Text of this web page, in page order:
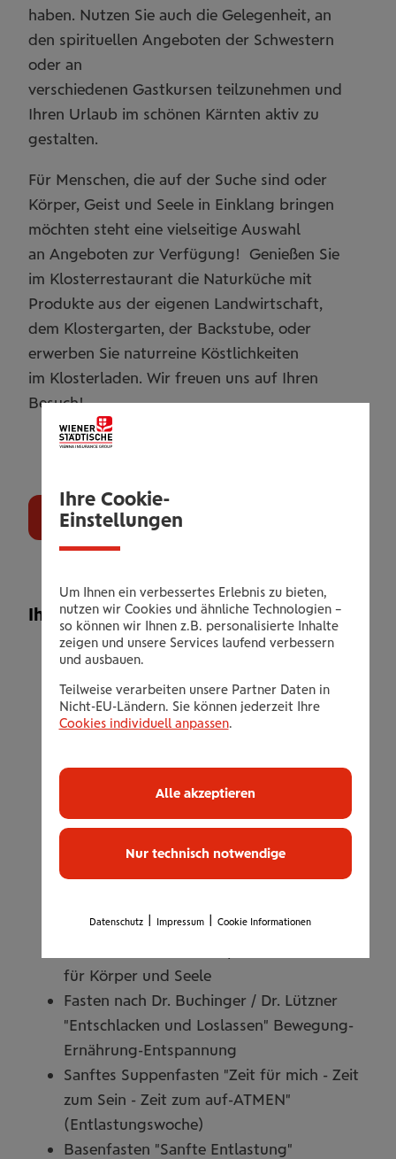
haben. Nutzen Sie auch die Gelegenheit, an
den spirituellen Angeboten der Schwestern
oder an
verschiedenen Gastkursen teilzunehmen und
Ihren Urlaub im schönen Kärnten aktiv zu
gestalten.
Für Menschen, die auf der Suche sind oder
Körper, Geist und Seele in Einklang bringen
möchten steht eine vielseitige Auswahl
an Angeboten zur Verfügung! Genießen Sie
im Klosterrestaurant die Naturküche mit
Produkte aus der eigenen Landwirtschaft,
dem Klostergarten, der Backstube, oder
erwerben Sie naturreine Köstlichkeiten
im Klosterladen. Wir freuen uns auf Ihren
Besuch!
Gutschein bestellen
Ihr Leistungsangebot
Eine Fastenwoche oder eine
aktuellen Auswahl
Zur Auswahl stehen:
Spirituelles Klosterfasten & Wandern
(Fasten nach Dr. Buchinger / Dr. Lützner)
Spirituelles Klosterfasten "Schweigen &
Meditation" (Fasten nach Dr. Buchinger /
Fasten nach Dr. Buchinger / Dr. Lützner
für Körper und Seele
Fasten nach Dr. Buchinger / Dr. Lützner
"Entschlacken und Loslassen" Bewegung-
Ernährung-Entspannung
Sanftes Suppenfasten "Zeit für mich - Zeit
zum Sein - Zeit zum auf-ATMEN"
(Entlastungswoche)
Basenfasten "Sanfte Entlastung"
Ihre Cookie-
Einstellungen
Um Ihnen ein verbessertes Erlebnis zu bieten,
nutzen wir Cookies und ähnliche Technologien –
so können wir Ihnen z.B. personalisierte Inhalte
zeigen und unsere Services laufend verbessern
und ausbauen.
Teilweise verarbeiten unsere Partner Daten in
Nicht-EU-Ländern. Sie können jederzeit Ihre
Cookies individuell anpassen.
Nur technisch notwendige
Alle akzeptieren
Datenschutz Impressum Cookie Informationen